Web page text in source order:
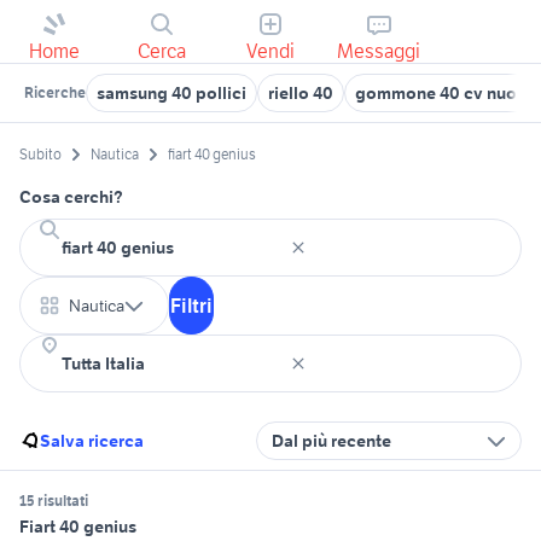
Home Cerca Vendi Messaggi
Ricerche samsung 40 pollici riello 40 gommone 40 cv nuovo
Subito Nautica fiart 40 genius
Cosa cerchi?
Nautica Filtri
Salva ricerca Dal più recente
15 risultati
Fiart 40 genius